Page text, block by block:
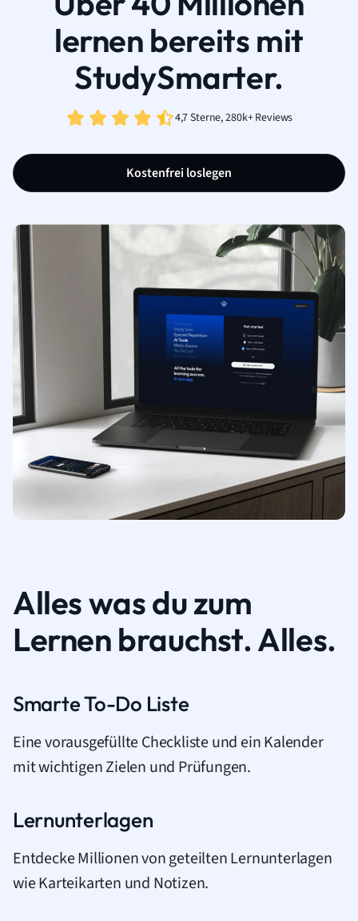
lernen bereits mit
StudySmarter.
4,7 Sterne, 280k+ Reviews
Kostenfrei loslegen
Alles was du zum
Lernen brauchst. Alles.
Smarte To-Do Liste
Eine vorausgefüllte Checkliste und ein Kalender
mit wichtigen Zielen und Prüfungen.
Lernunterlagen
Entdecke Millionen von geteilten Lernunterlagen
wie Karteikarten und Notizen.